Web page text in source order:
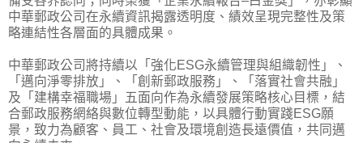
中華郵政公司在永續資訊揭露透明度、績效呈現完整性及策
略連結性各層面的具體成果。
中華郵政公司將持續以「強化ESG永續管理與組織韌性」、
「邁向淨零排放」、「創新郵政服務」、「落實社會共融」
及「建構幸福職場」五面向作為永續發展策略核心目標，結
合郵政服務網絡與數位轉型動能，以具體行動實踐ESG願
景，致力為顧客、員工、社會及環境創造長遠價值，共同邁